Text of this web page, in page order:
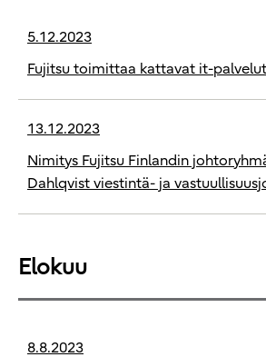
5.12.2023
Fujitsu toimittaa kattavat it-
13.12.2023
Nimitys Fujitsu Finlandin
Dahlqvist viestintä- ja
Elokuu
8.8.2023